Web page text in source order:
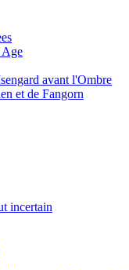
Age
avant l'Ombre
et de Fangorn
incertain